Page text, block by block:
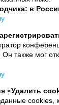
в
Он также мог
«Удалить
cookies,